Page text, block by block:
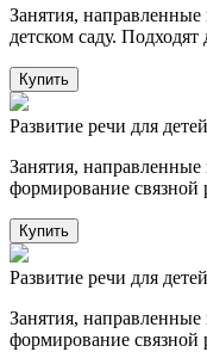
Занятия, направленные
детском саду.
Купить
Развитие речи для
Занятия, направленные
формирование связной
Купить
Развитие речи для
Занятия, направленные
формирование связной